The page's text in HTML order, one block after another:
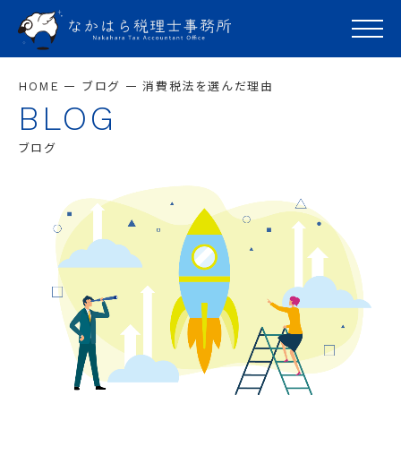
HOME — ブログ — 消費税法を選んだ理由
BLOG
ブログ